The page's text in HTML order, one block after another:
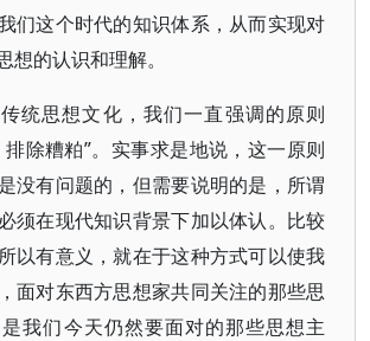
们这个时代的知识体系，从而实现对
想的认识和理解。
统思想文化，我们一直强调的原则
排除糟粕”。实事求是地说，这一原则
没有问题的，但需要说明的是，所谓
须在现代知识背景下加以体认。比较
以有意义，就在于这种方式可以使我
面对东西方思想家共同关注的那些思
我们今天仍然要面对的那些思想主